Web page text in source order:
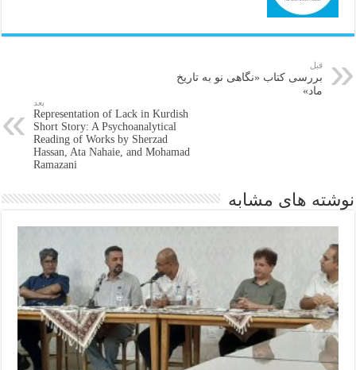
قبل
بررسی کتاب «نگاهی نو به تاریخ
ماد»
بعد
Representation of Lack in Kurdish
Short Story: A Psychoanalytical
Reading of Works by Sherzad
Hassan, Ata Nahaie, and Mohamad
Ramazani
نوشته های مشابه